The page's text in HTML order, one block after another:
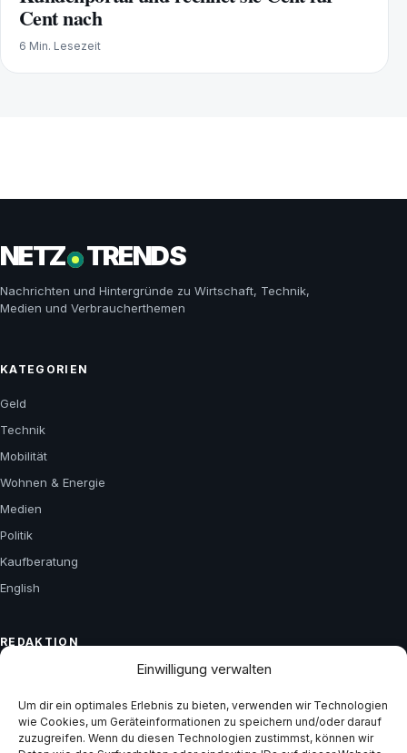
Einwilligung verwalten
Um dir ein optimales Erlebnis zu bieten, verwenden wir Technologien
wie Cookies, um Geräteinformationen zu speichern und/oder darauf
zuzugreifen. Wenn du diesen Technologien zustimmst, können wir
Cent nach
6 Min. Lesezeit
NETZ TRENDS
Nachrichten und Hintergründe zu Wirtschaft, Technik,
Medien und Verbraucherthemen
KATEGORIEN
Geld
Technik
Mobilität
Wohnen & Energie
Medien
Politik
Kaufberatung
English
REDAKTION
Kontakt
Impressum